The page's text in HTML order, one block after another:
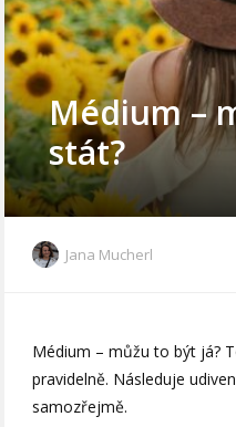
Médium –
stát?
Jana Mucherl
Médium – můžu to být já?
pravidelně. Následuje
samozřejmě.